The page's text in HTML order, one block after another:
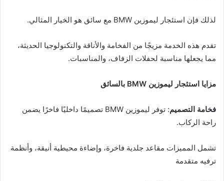
لذلك فإن استئجار ليموزين BMW مع سائق هو الخيار المثالي.
تقدم هذه الخدمة مزيجًا من الفخامة والأناقة والتكنولوجيا الحديثة،
مما يجعلها مناسبة لحفلات الزفاف، والمناسبات.
مزايا استئجار ليموزين BMW بالسائق
فخامة التصميم
: توفر ليموزين BMW تصميمًا داخليًا فاخرًا يضمن
راحة الركاب.
تشمل المميزات مقاعد جلدية فاخرة، وإضاءة محيطية أنيقة، وأنظمة
ترفيه متقدمة